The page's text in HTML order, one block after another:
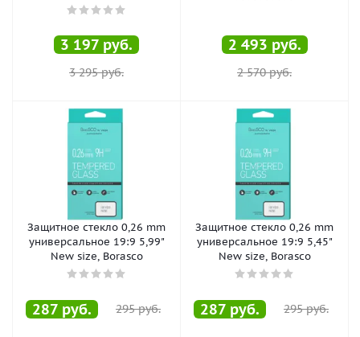
3 197 руб.
3 295руб.
2 493 руб.
2 570руб.
Защитное стекло 0,26 mm
универсальное 19:9 5,99"
New size, Borasco
287 руб. 295руб.
Защитное стекло 0,26 mm
универсальное 19:9 5,45"
New size, Borasco
287 руб. 295руб.